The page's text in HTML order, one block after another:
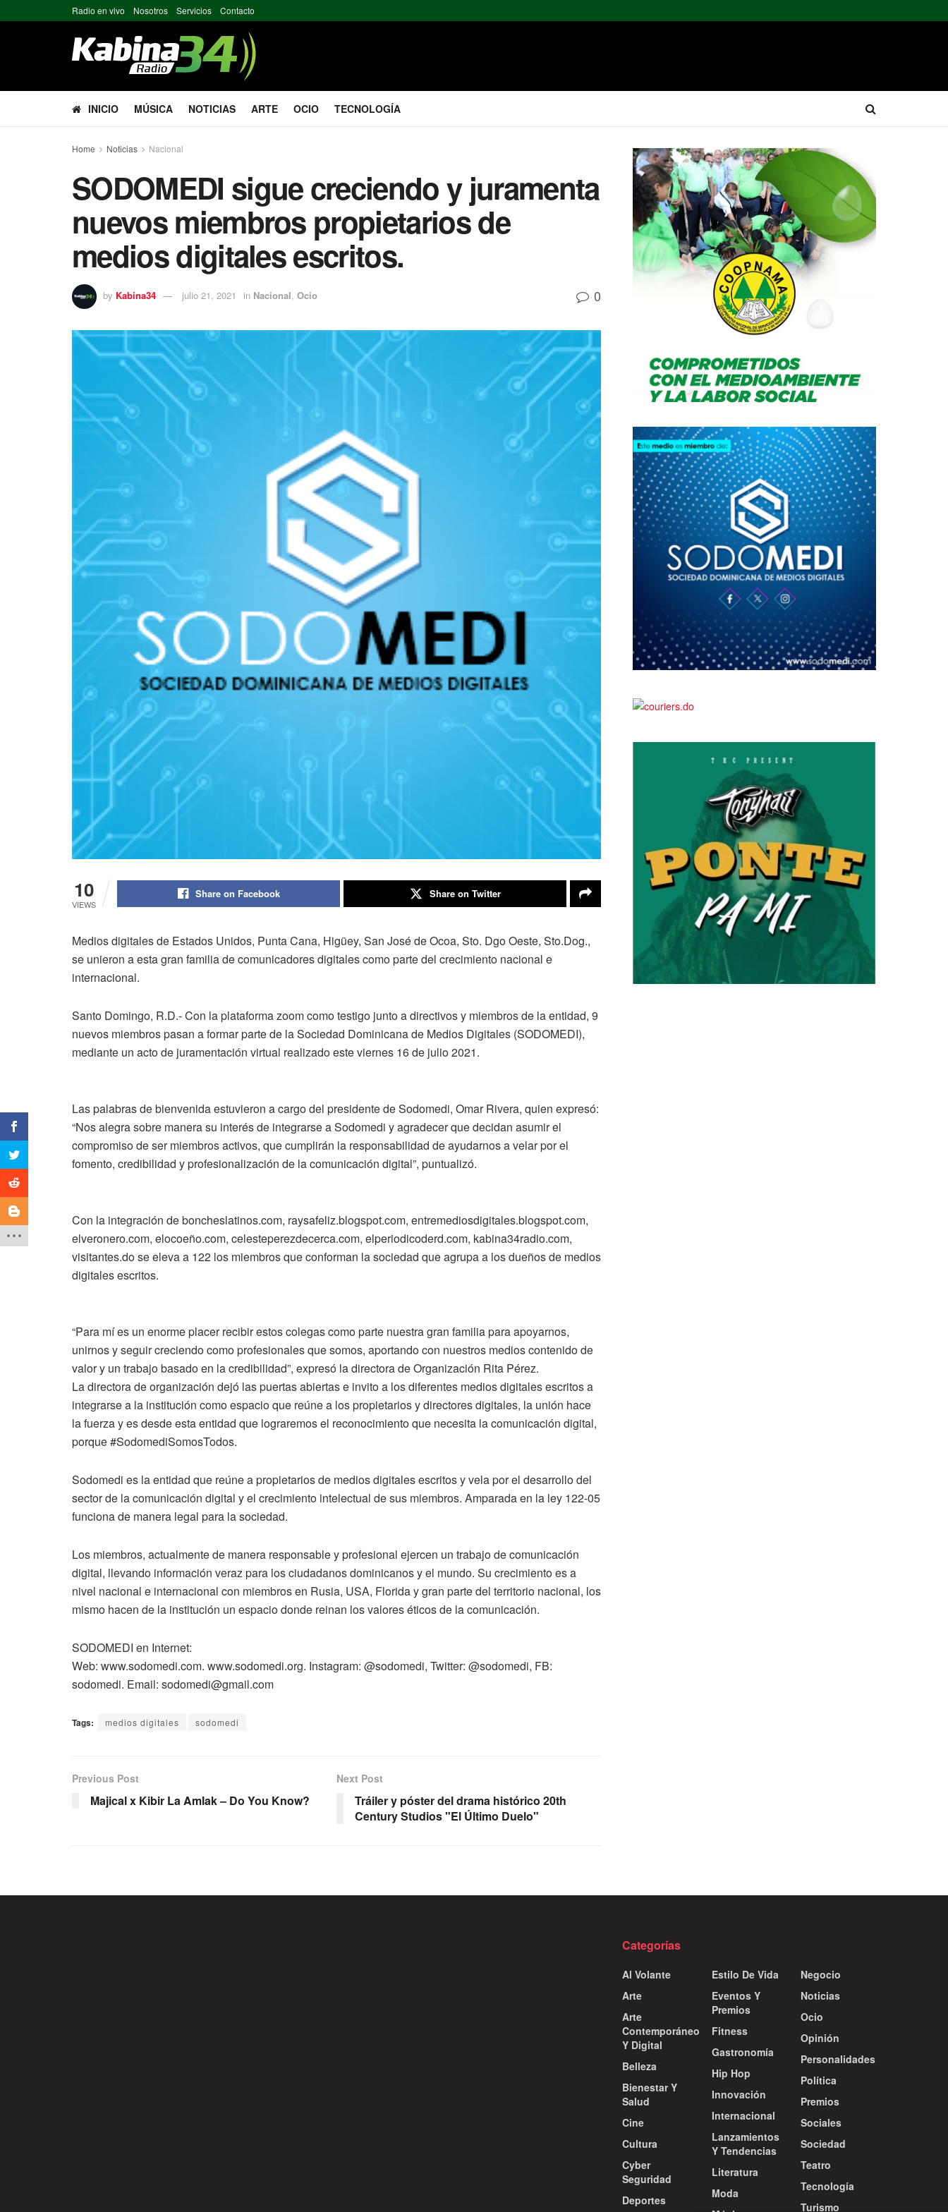
Radio en vivo Nosotros Servicios Contacto
INICIO MÚSICA NOTICIAS ARTE OCIO TECNOLOGÍA
Home Noticias Nacional
SODOMEDI sigue creciendo y juramenta
nuevos miembros propietarios de
medios digitales escritos.
by Kabina34 julio 21, 2021 in Nacional, Ocio 0
10
VIEWS
Share on Facebook Share on Twitter
Medios digitales de Estados Unidos, Punta Cana, Higüey, San José de Ocoa, Sto. Dgo Oeste, Sto.Dog.,
se unieron a esta gran familia de comunicadores digitales como parte del crecimiento nacional e
internacional.
Santo Domingo, R.D.- Con la plataforma zoom como testigo junto a directivos y miembros de la entidad, 9
nuevos miembros pasan a formar parte de la Sociedad Dominicana de Medios Digitales (SODOMEDI),
mediante un acto de juramentación virtual realizado este viernes 16 de julio 2021.
Las palabras de bienvenida estuvieron a cargo del presidente de Sodomedi, Omar Rivera, quien expresó:
“Nos alegra sobre manera su interés de integrarse a Sodomedi y agradecer que decidan asumir el
compromiso de ser miembros activos, que cumplirán la responsabilidad de ayudarnos a velar por el
fomento, credibilidad y profesionalización de la comunicación digital”, puntualizó.
Con la integración de boncheslatinos.com, raysafeliz.blogspot.com, entremediosdigitales.blogspot.com,
elveronero.com, elocoeño.com, celesteperezdecerca.com, elperiodicoderd.com, kabina34radio.com,
visitantes.do se eleva a 122 los miembros que conforman la sociedad que agrupa a los dueños de medios
digitales escritos.
“Para mí es un enorme placer recibir estos colegas como parte nuestra gran familia para apoyarnos,
unirnos y seguir creciendo como profesionales que somos, aportando con nuestros medios contenido de
valor y un trabajo basado en la credibilidad”, expresó la directora de Organización Rita Pérez.
La directora de organización dejó las puertas abiertas e invito a los diferentes medios digitales escritos a
integrarse a la institución como espacio que reúne a los propietarios y directores digitales, la unión hace
la fuerza y es desde esta entidad que lograremos el reconocimiento que necesita la comunicación digital,
porque #SodomediSomosTodos.
Sodomedi es la entidad que reúne a propietarios de medios digitales escritos y vela por el desarrollo del
sector de la comunicación digital y el crecimiento intelectual de sus miembros. Amparada en la ley 122-05
funciona de manera legal para la sociedad.
Los miembros, actualmente de manera responsable y profesional ejercen un trabajo de comunicación
digital, llevando información veraz para los ciudadanos dominicanos y el mundo. Su crecimiento es a
nivel nacional e internacional con miembros en Rusia, USA, Florida y gran parte del territorio nacional, los
mismo hacen de la institución un espacio donde reinan los valores éticos de la comunicación.
SODOMEDI en Internet:
Web: www.sodomedi.com. www.sodomedi.org. Instagram: @sodomedi, Twitter: @sodomedi, FB:
sodomedi. Email: sodomedi@gmail.com
Tags: medios digitales sodomedi
Previous Post
Majical x Kibir La Amlak – Do You Know?
Next Post
Tráiler y póster del drama histórico 20th
Century Studios "El Último Duelo"
Categorías
Al Volante
Arte
Arte
Contemporáneo
Y Digital
Belleza
Bienestar Y
Salud
Cine
Cultura
Cyber
Seguridad
Deportes
Estilo De Vida
Eventos Y
Premios
Fitness
Gastronomía
Hip Hop
Innovación
Internacional
Lanzamientos
Y Tendencias
Literatura
Moda
Negocio
Noticias
Ocio
Opinión
Personalidades
Política
Premios
Sociales
Sociedad
Teatro
Tecnología
Turismo